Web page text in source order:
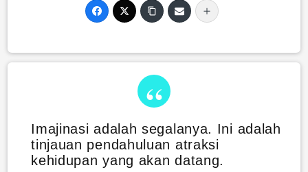
Imajinasi adalah segalanya. Ini adalah
tinjauan pendahuluan atraksi
kehidupan yang akan datang.